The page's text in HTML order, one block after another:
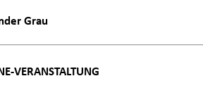
Grau
VERANSTALTUNG